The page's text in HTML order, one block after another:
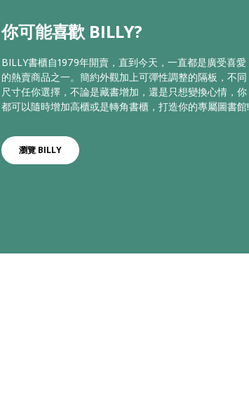
你可能喜歡 BILLY?
BILLY書櫃自1979年開賣，直到今天，一直都是廣受喜愛
的熱賣商品之一。簡約外觀加上可彈性調整的隔板，不同
尺寸任你選擇，不論是藏書增加，還是只想變換心情，你
都可以隨時增加高櫃或是轉角書櫃，打造你的專屬圖書館!
瀏覽 BILLY